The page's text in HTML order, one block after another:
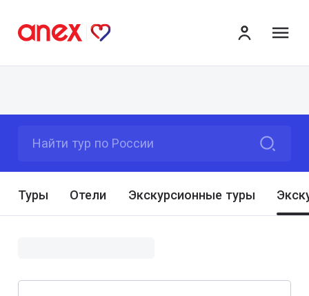
Найти тур по России
Туры Отели Экскурсионные туры